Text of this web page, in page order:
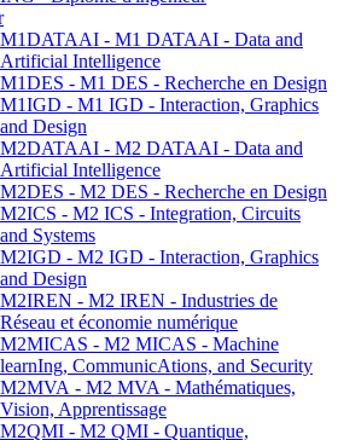
M1DATAAI - M1 DATAAI - Data and
Artificial Intelligence
M1DES - M1 DES - Recherche en Design
M1IGD - M1 IGD - Interaction, Graphics
and Design
M2DATAAI - M2 DATAAI - Data and
Artificial Intelligence
M2DES - M2 DES - Recherche en Design
M2ICS - M2 ICS - Integration, Circuits
and Systems
M2IGD - M2 IGD - Interaction, Graphics
and Design
M2IREN - M2 IREN - Industries de
Réseau et économie numérique
M2MICAS - M2 MICAS - Machine
learnIng, CommunicAtions, and Security
M2MVA - M2 MVA - Mathématiques,
Vision, Apprentissage
M2QMI - M2 QMI - Quantique,